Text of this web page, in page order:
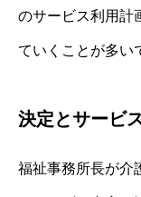
のサービス利用計
ていくことが多い
決定とサービ
福祉事務所長が介